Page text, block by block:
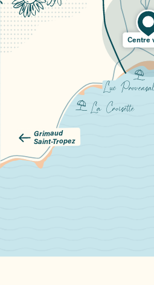
La Croisette
Luc
Grimaud
Saint-Tropez
Centre